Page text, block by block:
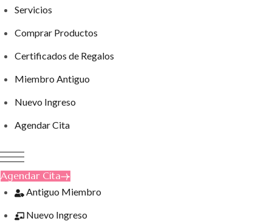
Servicios
Comprar Productos
Certificados de Regalos
Miembro Antiguo
Nuevo Ingreso
Agendar Cita
Agendar Cita
Antiguo Miembro
Nuevo Ingreso